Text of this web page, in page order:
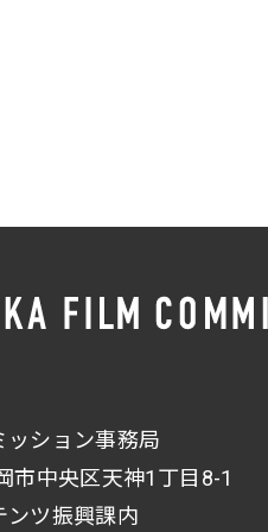
ッション事務局
中央区天神1丁目8-1
ンツ振興課内